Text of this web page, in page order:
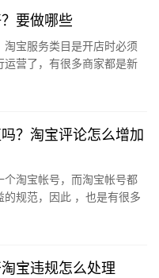
要做哪些
宝服务类目是开店时必须
营了，有很多商家都是新
？淘宝评论怎么增加
淘宝帐号，而淘宝帐号都
规范，因此 ，也是有很多
宝违规怎么处理